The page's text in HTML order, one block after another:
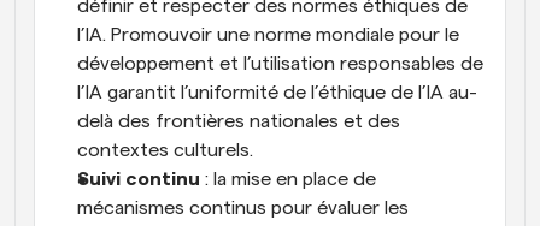
définir et respecter des normes éthiques de
l’IA. Promouvoir une norme mondiale pour le
développement et l’utilisation responsables de
l’IA garantit l’uniformité de l’éthique de l’IA au-
delà des frontières nationales et des
contextes culturels.
Suivi continu : la mise en place de
mécanismes continus pour évaluer les